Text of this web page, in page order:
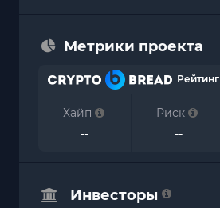
Метрики проекта
Рейтинг
Хайп
--
Риск
--
Инвесторы